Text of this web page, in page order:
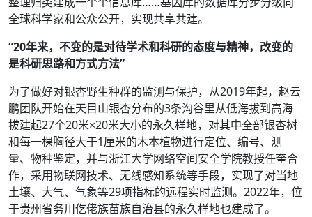
全球科学家和公众公开，实现共享共建。
“20年来，不变的是对待学术和科研的态度与精神，改变的
是科研思路和方式方法”
为了做好对银杏野生种群的监测与保护，从2019年起，赵云
鹏团队开始在天目山银杏分布的3条沟谷里从低海拔到高海
拔建起27个20米×20米大小的永久样地，对其中全部银杏树
和每一棵胸径大于1厘米的木本植物进行定位、编号、测
量、物种鉴定，并与浙江大学网络空间安全学院教授任奎合
作，采用物联网技术、无线感知系统等手段，实现了对当地
土壤、大气、气象等29项指标的远程实时监测。2022年，位
于贵州省务川仡佬族苗族自治县的永久样地也建成了。